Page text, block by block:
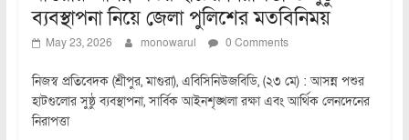
ব্যবস্থাপনা নিয়ে জেলা পুলিশের মতবিনিময়
May 23, 2026 monowarul 0 Comments
নিজস্ব প্রতিবেদক (শ্রীপুর, মাগুরা), এবিসিনিউজবিডি, (২৩ মে) : আসন্ন পশুর
হাটগুলোর সুষ্ঠু ব্যবস্থাপনা, সার্বিক আইনশৃঙ্খলা রক্ষা এবং আর্থিক লেনদেনের
নিরাপত্তা